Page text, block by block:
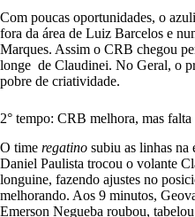
Com poucas oportunidades, o
fora da área de Luiz Barcelos e
Marques. Assim o CRB chegou
longe de Claudinei. No Geral, o
pobre de criatividade.
2° tempo: CRB melhora, mas falta
O time regatino subiu as linhas na
Daniel Paulista trocou o volante
longuine, fazendo ajustes no
melhorando. Aos 9 minutos,
Emerson Negueba roubou,